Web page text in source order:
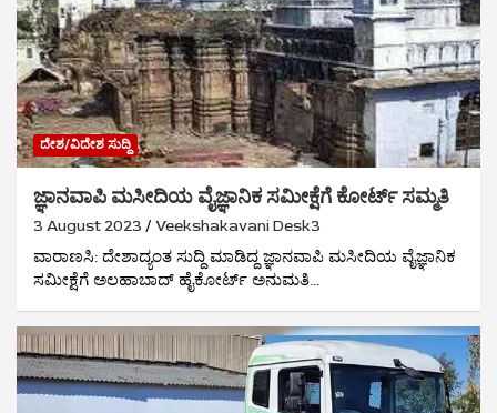
ದೇಶ/ವಿದೇಶ ಸುದ್ದಿ
ಜ್ಞಾನವಾಪಿ ಮಸೀದಿಯ ವೈಜ್ಞಾನಿಕ ಸಮೀಕ್ಷೆಗೆ ಕೋರ್ಟ್ ಸಮ್ಮತಿ
3 August 2023 Veekshakavani Desk3
ವಾರಾಣಸಿ: ದೇಶಾದ್ಯಂತ ಸುದ್ದಿ ಮಾಡಿದ್ದ ಜ್ಞಾನವಾಪಿ ಮಸೀದಿಯ ವೈಜ್ಞಾನಿಕ
ಸಮೀಕ್ಷೆಗೆ ಅಲಹಾಬಾದ್ ಹೈಕೋರ್ಟ್ ಅನುಮತಿ…